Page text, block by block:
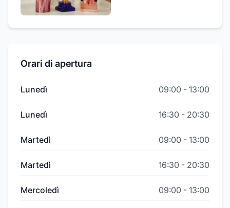
Orari di apertura
Lunedì 09:00 - 13:00
Lunedì 16:30 - 20:30
Martedì 09:00 - 13:00
Martedì 16:30 - 20:30
Mercoledì 09:00 - 13:00